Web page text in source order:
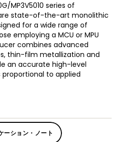
MP3V5010 series of
state-of-the-art monolithic
for a wide range of
employing a MCU or MPU
combines advanced
thin-film metallization and
an accurate high-level
to applied
ーション・ノート